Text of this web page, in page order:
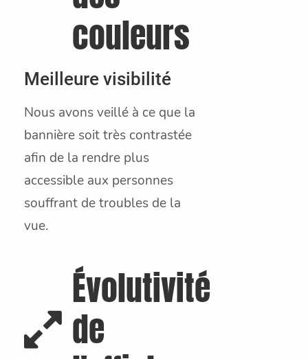
couleurs
Meilleure visibilité
Nous avons veillé à ce que la
bannière soit très contrastée
afin de la rendre plus
accessible aux personnes
souffrant de troubles de la
vue.
Évolutivité
de